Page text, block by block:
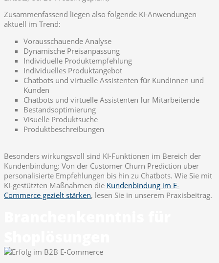
Zusammenfassend liegen also folgende KI-Anwendungen
aktuell im Trend:
Vorausschauende Analyse
Dynamische Preisanpassung
Individuelle Produktempfehlung
Individuelles Produktangebot
Chatbots und virtuelle Assistenten für Kundinnen und
Kunden
Chatbots und virtuelle Assistenten für Mitarbeitende
Bestandsoptimierung
Visuelle Produktsuche
Produktbeschreibungen
Besonders wirkungsvoll sind KI-Funktionen im Bereich der
Kundenbindung: Von der Customer Churn Prediction über
personalisierte Empfehlungen bis hin zu Chatbots. Wie Sie mit
KI-gestützten Maßnahmen die Kundenbindung im E-
Commerce gezielt stärken, lesen Sie in unserem Praxisbeitrag.